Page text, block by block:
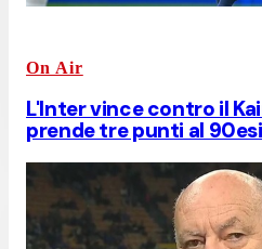
On Air
L'Inter vince contro il
prende tre punti al